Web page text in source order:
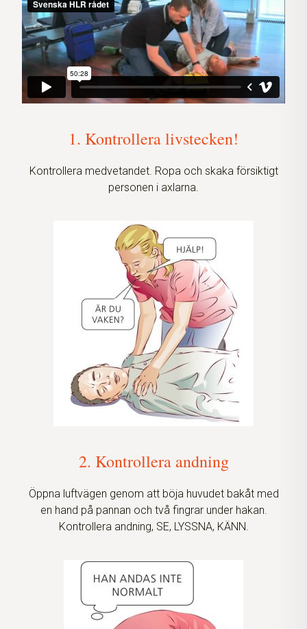
1. Kontrollera livstecken!
Kontrollera medvetandet. Ropa och skaka försiktigt
personen i axlarna.
2. Kontrollera andning
Öppna luftvägen genom att böja huvudet bakåt med
en hand på pannan och två fingrar under hakan.
Kontrollera andning, SE, LYSSNA, KÄNN.